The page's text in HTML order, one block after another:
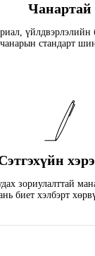
Чанартай
чанарын стандарт
зориулалттай
биет хэлбэрт